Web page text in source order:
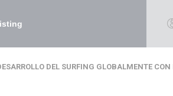
DEL SURFING GLOBALMENTE